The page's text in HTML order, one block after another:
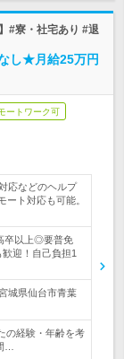
#寮・社宅あり #退
し★月給25万円
ートワーク可
応などのヘルプ
ト対応も可能。
卒以上◎要普免
迎！自己負担1
城県仙台市青葉
の経験・年齢を考
…